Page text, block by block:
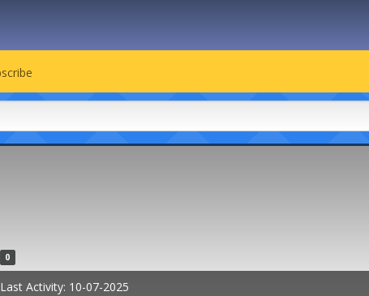
0
Activity: 10-07-2025